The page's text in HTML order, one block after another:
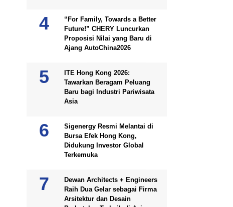
“For Family, Towards a Better
Future!” CHERY Luncurkan
Proposisi Nilai yang Baru di
Ajang AutoChina2026
ITE Hong Kong 2026:
Tawarkan Beragam Peluang
Baru bagi Industri Pariwisata
Asia
Sigenergy Resmi Melantai di
Bursa Efek Hong Kong,
Didukung Investor Global
Terkemuka
Dewan Architects + Engineers
Raih Dua Gelar sebagai Firma
Arsitektur dan Desain